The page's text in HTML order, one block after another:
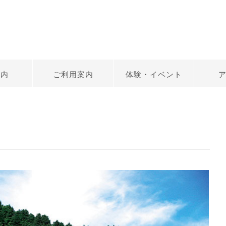
ご利用案内 体験・イベント